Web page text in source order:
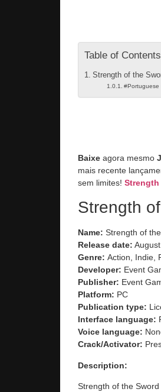
Table of Contents
Strength of the
#Portuguese
Baixe agora mesmo
mais recente
sem limites! Strength
Strength
Name: Strength of
Release date:
Genre: Action, Indie,
Developer: Event
Publisher: Event
Platform: PC
Publication type:
Interface language:
Voice language:
Crack/Activator:
Description:
Strength of the